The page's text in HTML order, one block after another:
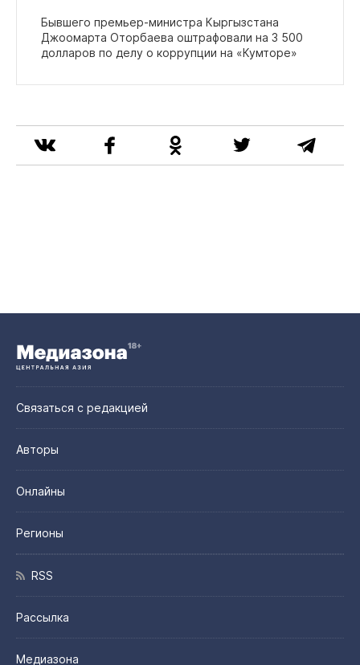
Бывшего премьер‑министра Кыргызстана
Джоомарта Оторбаева оштрафовали на 3 500
долларов по делу о коррупции на «Кумторе»
Связаться с редакцией
Авторы
Онлайны
Регионы
RSS
Рассылка
Медиазона